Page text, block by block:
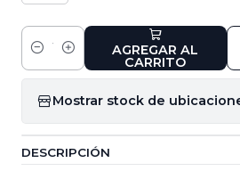
Cantidad
AGREGAR AL
CARRITO
Mostrar stock de
DESCRIPCIÓN